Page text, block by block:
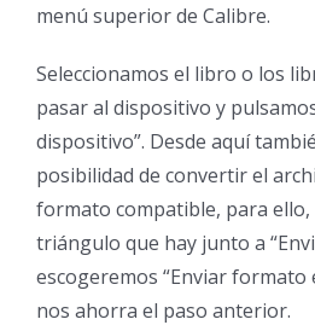
menú superior de Calibre.
Seleccionamos el libro o los
pasar al dispositivo y
dispositivo”. Desde aquí
posibilidad de convertir el
formato compatible, para
triángulo que hay junto a
escogeremos “Enviar formato
nos ahorra el paso anterior.